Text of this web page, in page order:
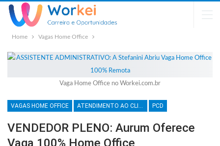
Home Vagas Home Office
Vaga Home Office no Workei.com.br
VAGAS HOME OFFICE ATENDIMENTO AO CLIENTE PCD
VENDEDOR PLENO: Aurum Oferece
Vaga 100% Home Office